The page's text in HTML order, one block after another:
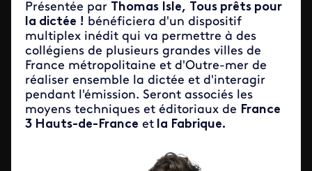
Présentée par Thomas Isle, Tous prêts pour
la dictée ! bénéficiera d'un dispositif
multiplex inédit qui va permettre à des
collégiens de plusieurs grandes villes de
France métropolitaine et d'Outre-mer de
réaliser ensemble la dictée et d'interagir
pendant l'émission. Seront associés les
moyens techniques et éditoriaux de France
3 Hauts-de-France et la Fabrique.